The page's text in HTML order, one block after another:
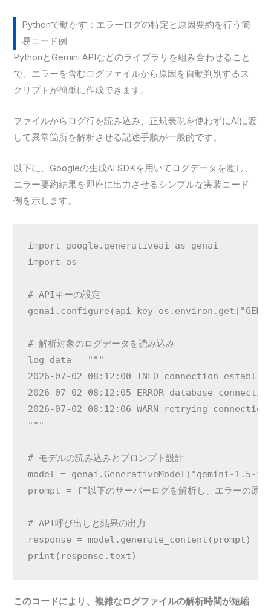
Pythonで動かす：エラーログの特定と原因要約を行う簡
易コード例
PythonとGemini APIなどのライブラリを組み合わせること
で、エラーを含むログファイルから原因を自動判別するス
クリプトが簡単に作成できます。
ファイルからログ行を読み込み、正規表現を使わずにAIに渡
して異常箇所を解析させる記述手順が一般的です。
以下に、Googleの生成AI SDKを用いてログデータを渡し、
エラー要約結果を即座に出力させるシンプルな実装コード
例を示します。
import google.generativeai as genai
import os
# APIキーの設定
# 解析対象のログデータを読み込み
log_data = """
2026-07-02 08:12:00 INFO connection
2026-07-02 08:12:05 ERROR database
2026-07-02 08:12:06 WARN retrying
"""
# モデルの読み込みとプロンプト設計
model = genai.GenerativeModel("gemini-1.5-
prompt = f"以下のサーバーログを解析し、エラーの原
# API呼び出しと結果の出力
response = model.generate_content(prompt)
このコードにより、複雑なログファイルの解析時間が短縮